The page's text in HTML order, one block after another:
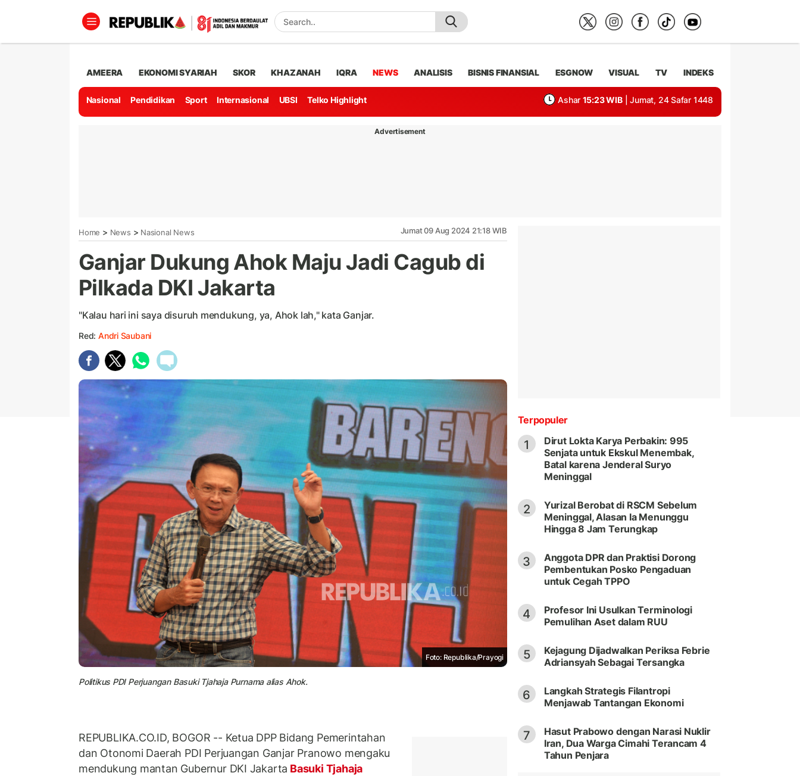
AMEERA EKONOMI SYARIAH SKOR KHAZANAH IQRA NEWS ANALISIS BISNIS FINANSIAL ESGNOW VISUAL TV INDEKS
Nasional Pendidikan Sport Internasional UBSI Telko Highlight Ashar 15:23 WIB | Jumat, 24 Safar 1448
Advertisement
Home > News > Nasional News Jumat 09 Aug 2024 21:18 WIB
Ganjar Dukung Ahok Maju Jadi Cagub di
Pilkada DKI Jakarta
"Kalau hari ini saya disuruh mendukung, ya, Ahok lah," kata Ganjar.
Red: Andri Saubani
Foto: Republika/Prayogi
Politikus PDI Perjuangan Basuki Tjahaja Purnama alias Ahok.
REPUBLIKA.CO.ID, BOGOR -- Ketua DPP Bidang Pemerintahan
dan Otonomi Daerah PDI Perjuangan Ganjar Pranowo mengaku
mendukung mantan Gubernur DKI Jakarta Basuki Tjahaja
Terpopuler
1
Dirut Lokta Karya Perbakin: 995
Senjata untuk Ekskul Menembak,
Batal karena Jenderal Suryo
Meninggal
2
Yurizal Berobat di RSCM Sebelum
Meninggal, Alasan Ia Menunggu
Hingga 8 Jam Terungkap
3
Anggota DPR dan Praktisi Dorong
Pembentukan Posko Pengaduan
untuk Cegah TPPO
4
Profesor Ini Usulkan Terminologi
Pemulihan Aset dalam RUU
5
Kejagung Dijadwalkan Periksa Febrie
Adriansyah Sebagai Tersangka
6
Langkah Strategis Filantropi
Menjawab Tantangan Ekonomi
7
Hasut Prabowo dengan Narasi Nuklir
Iran, Dua Warga Cimahi Terancam 4
Tahun Penjara